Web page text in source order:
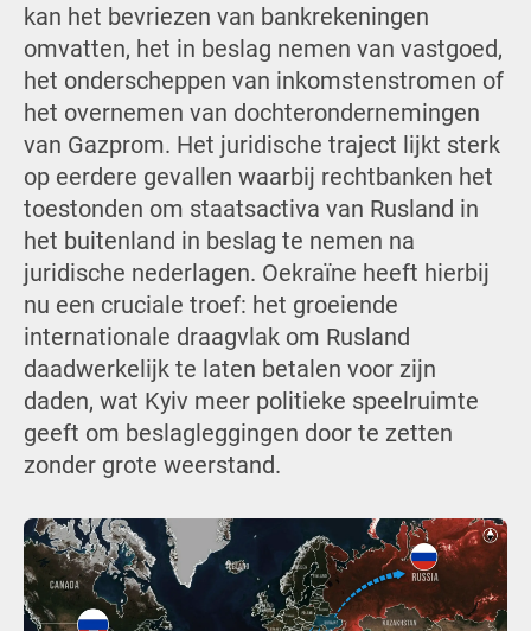
kan het bevriezen van bankrekeningen
omvatten, het in beslag nemen van vastgoed,
het onderscheppen van inkomstenstromen of
het overnemen van dochterondernemingen
van Gazprom. Het juridische traject lijkt sterk
op eerdere gevallen waarbij rechtbanken het
toestonden om staatsactiva van Rusland in
het buitenland in beslag te nemen na
juridische nederlagen. Oekraïne heeft hierbij
nu een cruciale troef: het groeiende
internationale draagvlak om Rusland
daadwerkelijk te laten betalen voor zijn
daden, wat Kyiv meer politieke speelruimte
geeft om beslagleggingen door te zetten
zonder grote weerstand.